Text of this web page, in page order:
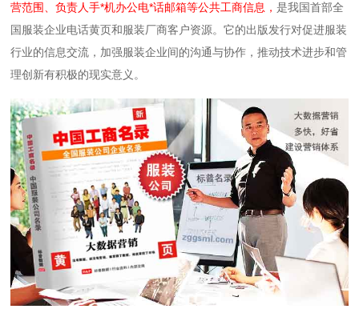
营范围、负责人手*机办公电*话邮箱等公共工商信息，是我国首部全
国服装企业电话黄页和服装厂商客户资源。它的出版发行对促进服装
行业的信息交流，加强服装企业间的沟通与协作，推动技术进步和管
理创新有积极的现实意义。